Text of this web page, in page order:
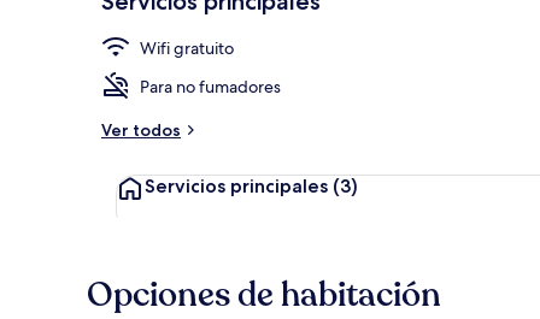
Wifi gratuito
Para no fumadores
Ver todos
Servicios principales (3)
Opciones de habitación